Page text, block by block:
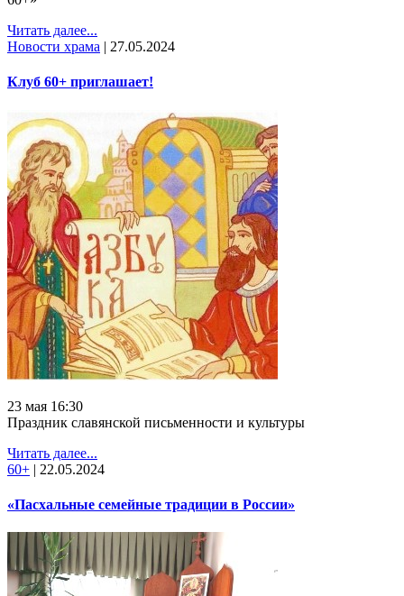
Читать далее...
Новости храма | 27.05.2024
Клуб 60+ приглашает!
23 мая 16:30
Праздник славянской письменности и культуры
Читать далее...
60+ | 22.05.2024
«Пасхальные семейные традиции в России»